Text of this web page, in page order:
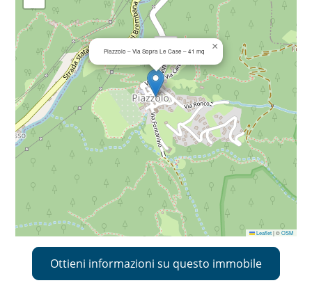
Piazzolo – Via Sopra Le Case – 41 mq ×
Leaflet |©OSM
Ottieni informazioni su questo immobile